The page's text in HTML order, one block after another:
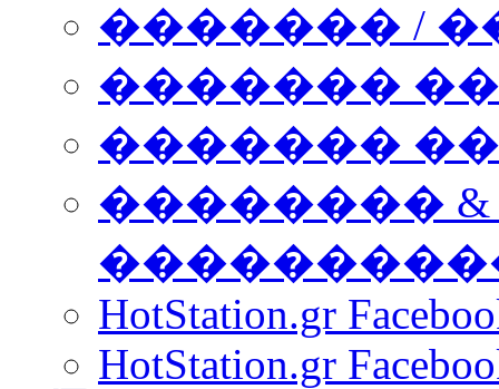
������� /
�������
������� ���
��������
HotStation.gr
HotStation.gr